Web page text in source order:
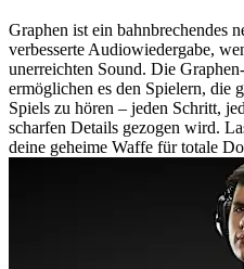
Graphen ist ein bahnbrechendes
verbesserte Audiowiedergabe,
unerreichten Sound. Die
ermöglichen es den Spielern, die
Spiels zu hören – jeden Schritt,
scharfen Details gezogen wird.
deine geheime Waffe für totale